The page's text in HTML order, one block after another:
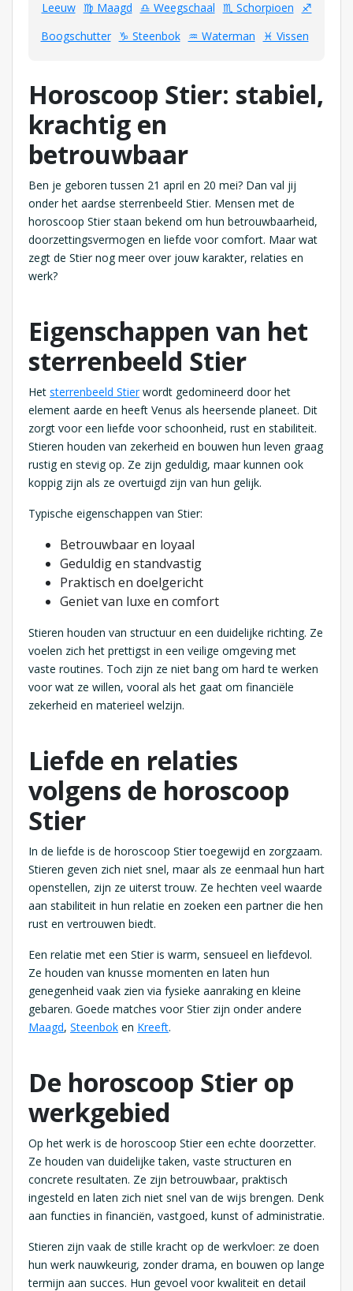
Leeuw ♍ Maagd ♎ Weegschaal ♏ Schorpioen
♐
Boogschutter
♑ Steenbok ♒ Waterman ♓ Vissen
Horoscoop Stier: stabiel,
krachtig en
betrouwbaar
Ben je geboren tussen 21 april en 20 mei? Dan val jij
onder het aardse sterrenbeeld Stier. Mensen met de
horoscoop Stier staan bekend om hun betrouwbaarheid,
doorzettingsvermogen en liefde voor comfort. Maar wat
zegt de Stier nog meer over jouw karakter, relaties en
werk?
Eigenschappen van het
sterrenbeeld Stier
Het sterrenbeeld Stierwordt gedomineerd door het
element aarde en heeft Venus als heersende planeet. Dit
zorgt voor een liefde voor schoonheid, rust en stabiliteit.
Stieren houden van zekerheid en bouwen hun leven graag
rustig en stevig op. Ze zijn geduldig, maar kunnen ook
koppig zijn als ze overtuigd zijn van hun gelijk.
Typische eigenschappen van Stier:
Betrouwbaar en loyaal
Geduldig en standvastig
Praktisch en doelgericht
Geniet van luxe en comfort
Stieren houden van structuur en een duidelijke richting. Ze
voelen zich het prettigst in een veilige omgeving met
vaste routines. Toch zijn ze niet bang om hard te werken
voor wat ze willen, vooral als het gaat om financiële
zekerheid en materieel welzijn.
Liefde en relaties
volgens de horoscoop
Stier
In de liefde is de horoscoop Stier toegewijd en zorgzaam.
Stieren geven zich niet snel, maar als ze eenmaal hun hart
openstellen, zijn ze uiterst trouw. Ze hechten veel waarde
aan stabiliteit in hun relatie en zoeken een partner die hen
rust en vertrouwen biedt.
Een relatie met een Stier is warm, sensueel en liefdevol.
Ze houden van knusse momenten en laten hun
genegenheid vaak zien via fysieke aanraking en kleine
gebaren. Goede matches voor Stier zijn onder andere
Maagd, Steenbok en Kreeft.
De horoscoop Stier op
werkgebied
Op het werk is de horoscoop Stier een echte doorzetter.
Ze houden van duidelijke taken, vaste structuren en
concrete resultaten. Ze zijn betrouwbaar, praktisch
ingesteld en laten zich niet snel van de wijs brengen. Denk
aan functies in financiën, vastgoed, kunst of administratie.
Stieren zijn vaak de stille kracht op de werkvloer: ze doen
hun werk nauwkeurig, zonder drama, en bouwen op lange
termijn aan succes. Hun gevoel voor kwaliteit en detail